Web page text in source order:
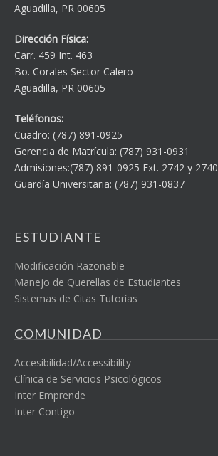
Aguadilla, PR 00605
Dirección Física:
Carr. 459 Int. 463
Bo. Corales Sector Calero
Aguadilla, PR 00605
Teléfonos:
Cuadro: (787) 891-0925
Gerencia de Matrícula: (787) 931-0931
Admisiones:(787) 891-0925 Ext. 2742 y 2740
Guardía Universitaria: (787) 931-0837
ESTUDIANTE
Modificación Razonable
Manejo de Querellas de Estudiantes
Sistemas de Citas Tutorías
COMUNIDAD
Accesibilidad/Accessibility
Clínica de Servicios Psicológicos
Inter Emprende
Inter Contigo